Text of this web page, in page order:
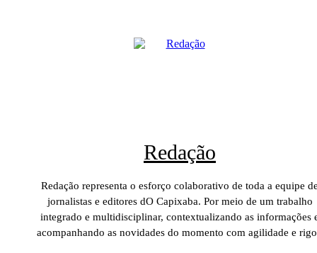
Redação
Redação representa o esforço colaborativo de toda a equipe
jornalistas e editores dO Capixaba. Por meio de um trabalho
integrado e multidisciplinar, contextualizando as informações
acompanhando as novidades do momento com agilidade e